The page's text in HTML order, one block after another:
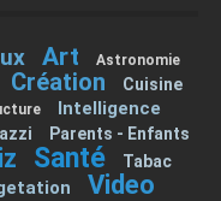
Art Astronomie
Création Cuisine
Intelligence
Parents - Enfants
Santé Tabac
Video